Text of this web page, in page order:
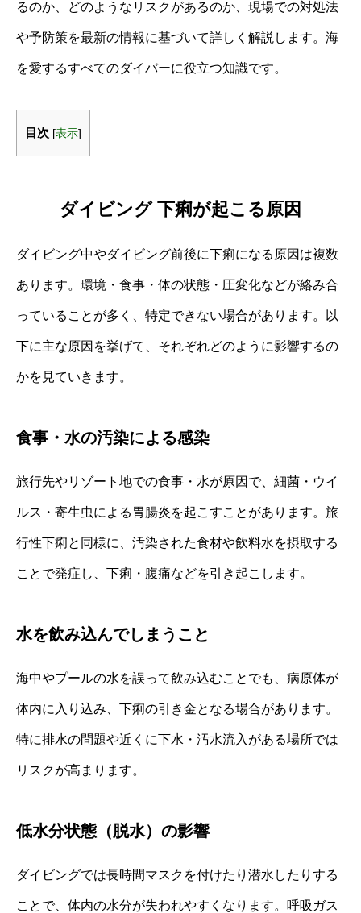
るのか、どのようなリスクがあるのか、現場での対処法
や予防策を最新の情報に基づいて詳しく解説します。海
を愛するすべてのダイバーに役立つ知識です。
目次 [表示]
ダイビング 下痢が起こる原因
ダイビング中やダイビング前後に下痢になる原因は複数
あります。環境・食事・体の状態・圧変化などが絡み合
っていることが多く、特定できない場合があります。以
下に主な原因を挙げて、それぞれどのように影響するの
かを見ていきます。
食事・水の汚染による感染
旅行先やリゾート地での食事・水が原因で、細菌・ウイ
ルス・寄生虫による胃腸炎を起こすことがあります。旅
行性下痢と同様に、汚染された食材や飲料水を摂取する
ことで発症し、下痢・腹痛などを引き起こします。
水を飲み込んでしまうこと
海中やプールの水を誤って飲み込むことでも、病原体が
体内に入り込み、下痢の引き金となる場合があります。
特に排水の問題や近くに下水・汚水流入がある場所では
リスクが高まります。
低水分状態（脱水）の影響
ダイビングでは長時間マスクを付けたり潜水したりする
ことで、体内の水分が失われやすくなります。呼吸ガス